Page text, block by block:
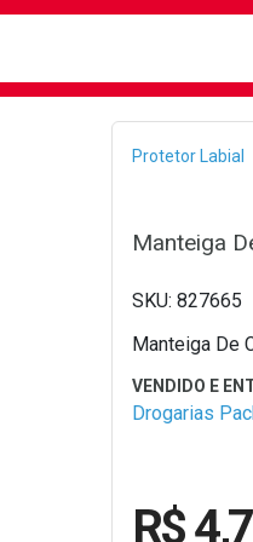
Protetor Labial
Manteiga
827665
Manteiga De
Drogarias
R$